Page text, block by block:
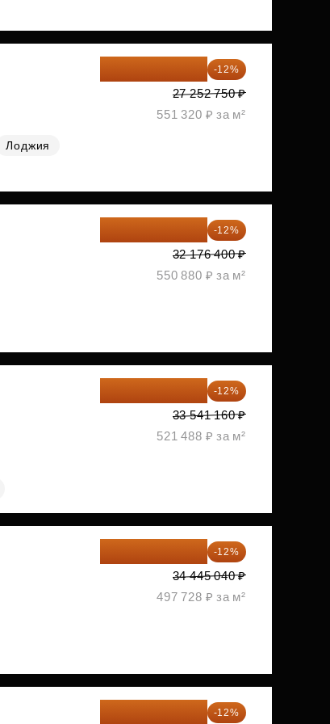
Лоджия
-12%
27 252 750 ₽
551 320 ₽ за м²
-12%
32 176 400 ₽
550 880 ₽ за м²
-12%
33 541 160 ₽
521 488 ₽ за м²
-12%
34 445 040 ₽
497 728 ₽ за м²
-12%